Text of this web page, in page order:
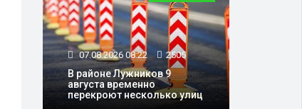
07.08.2026 08:22 2505
В районе Лужников 9
августа временно
перекроют несколько улиц